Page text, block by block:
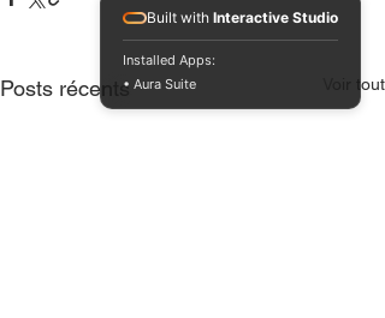
Posts récents Voir tout
Built with Interactive Studio
Installed Apps:
• Aura Suite